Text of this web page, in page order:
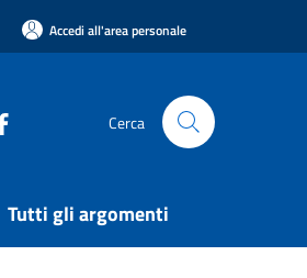
Accedi all'area personale
Cerca
Tutti gli argomenti